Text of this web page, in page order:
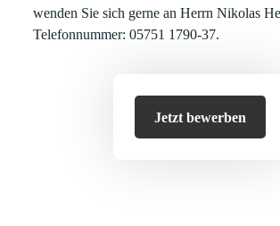
wenden Sie sich gerne an Herrn Nikolas
Telefonnummer: 05751 1790-37.
Jetzt bewerben